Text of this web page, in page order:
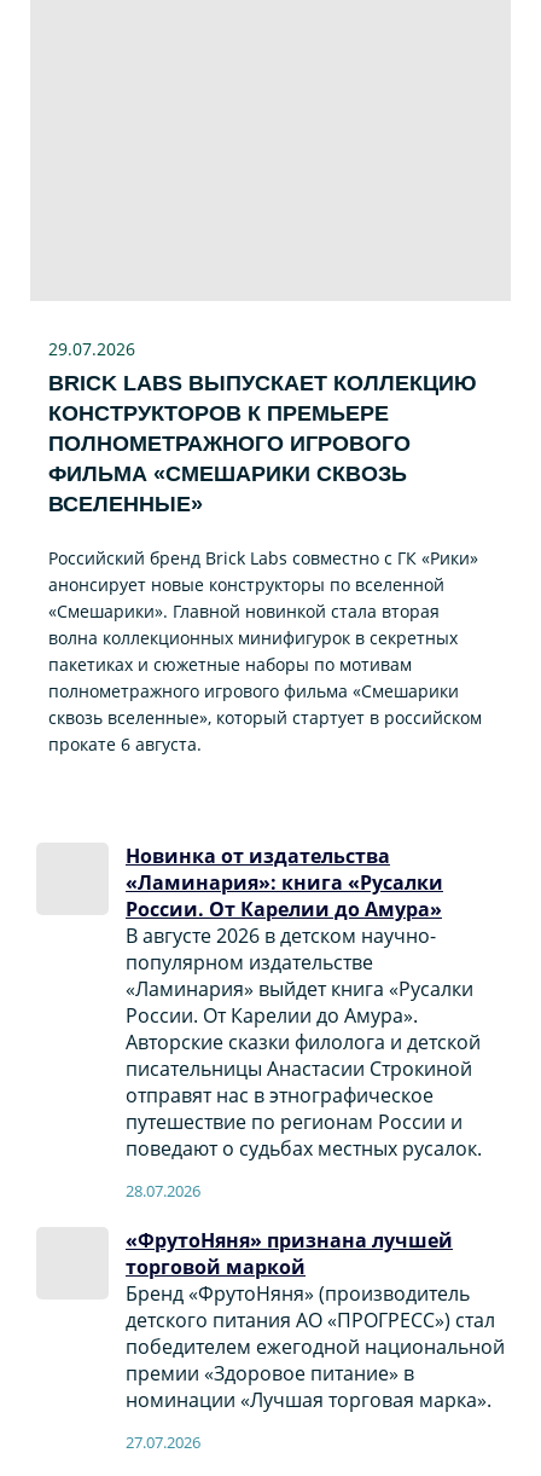
29.07.2026
BRICK LABS ВЫПУСКАЕТ КОЛЛЕКЦИЮ
КОНСТРУКТОРОВ К ПРЕМЬЕРЕ
ПОЛНОМЕТРАЖНОГО ИГРОВОГО
ФИЛЬМА «CМЕШАРИКИ СКВОЗЬ
ВСЕЛЕННЫЕ»
Российский бренд Brick Labs совместно с ГК «Рики»
анонсирует новые конструкторы по вселенной
«Смешарики». Главной новинкой стала вторая
волна коллекционных минифигурок в секретных
пакетиках и сюжетные наборы по мотивам
полнометражного игрового фильма «Смешарики
сквозь вселенные», который стартует в российском
прокате 6 августа.
Новинка от издательства
«Ламинария»: книга «Русалки
России. От Карелии до Амура»
В августе 2026 в детском научно-
популярном издательстве
«Ламинария» выйдет книга «Русалки
России. От Карелии до Амура».
Авторские сказки филолога и детской
писательницы Анастасии Строкиной
отправят нас в этнографическое
путешествие по регионам России и
поведают о судьбах местных русалок.
28.07.2026
«ФрутоНяня» признана лучшей
торговой маркой
Бренд «ФрутоНяня» (производитель
детского питания АО «ПРОГРЕСС») стал
победителем ежегодной национальной
премии «Здоровое питание» в
номинации «Лучшая торговая марка».
27.07.2026